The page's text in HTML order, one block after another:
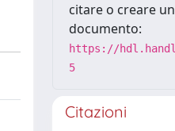
citare o creare
documento:
https://
5
Citazioni